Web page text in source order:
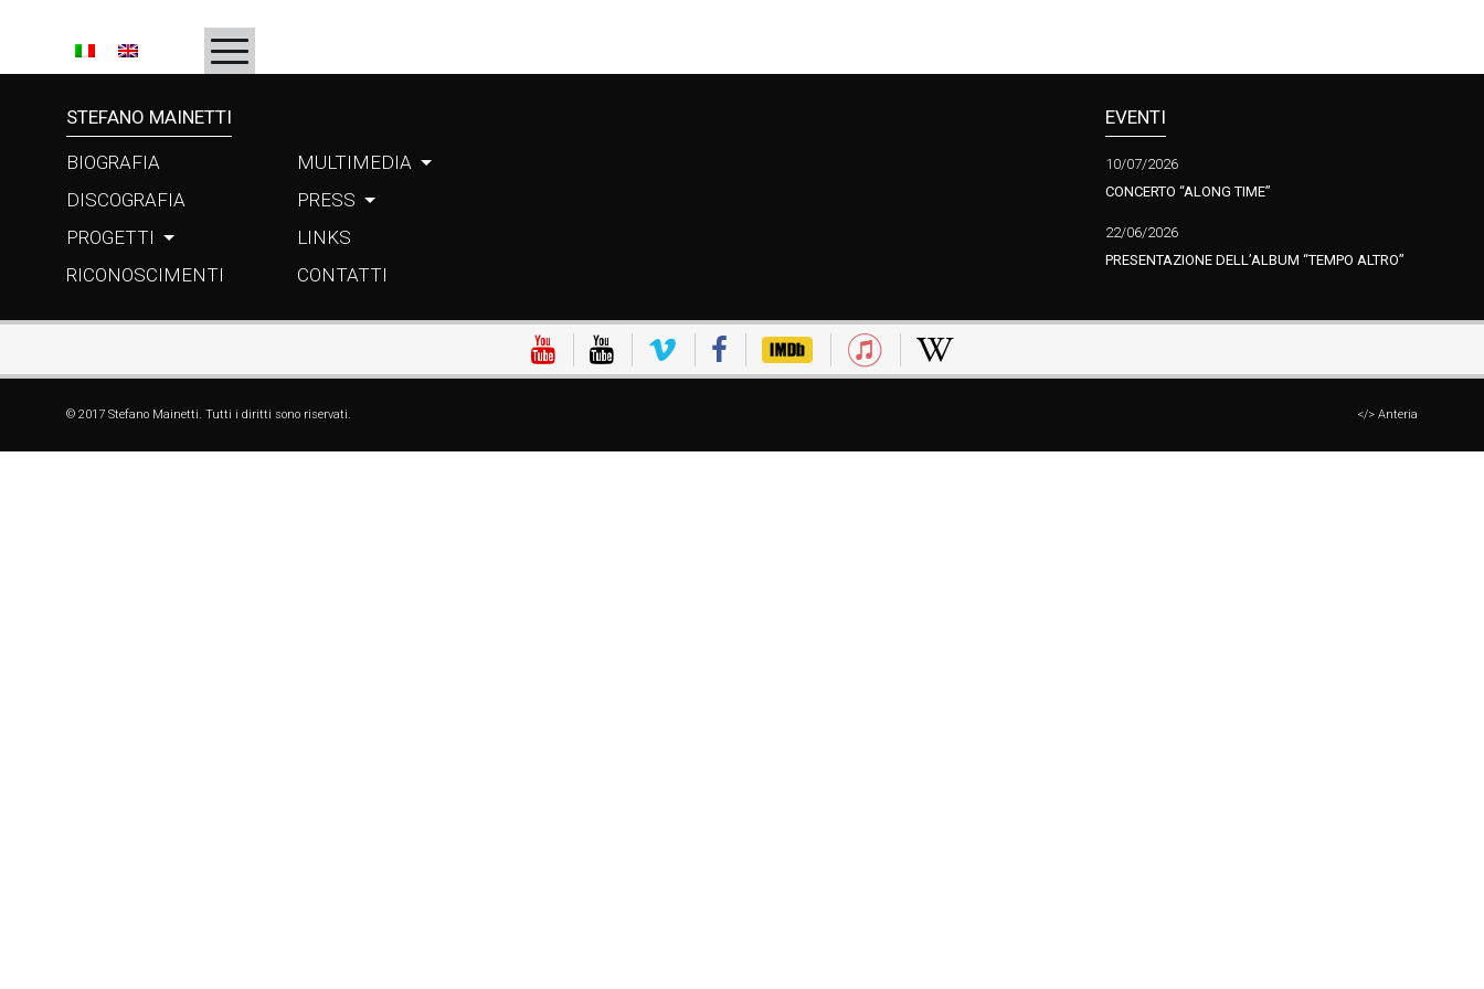
PROGETTI
RICONOSCIMENTI
MULTIMEDIA
PRESS
LINKS
CONTATTI
STEFANO MAINETTI
BIOGRAFIA
DISCOGRAFIA
PROGETTI
RICONOSCIMENTI
MULTIMEDIA
PRESS
LINKS
CONTATTI
EVENTI
10/07/2026
CONCERTO “ALONG TIME”
22/06/2026
PRESENTAZIONE DELL’ALBUM “TEMPO ALTRO”
© 2017 Stefano Mainetti. Tutti i diritti sono riservati. </> Anteria